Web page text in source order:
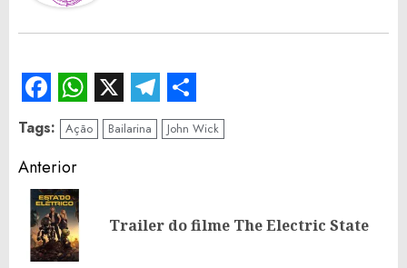
Facebook
WhatsApp
X Telegram
Share
Tags: Ação Bailarina John Wick
Continue
Reading
Anterior
Trailer do filme The Electric State